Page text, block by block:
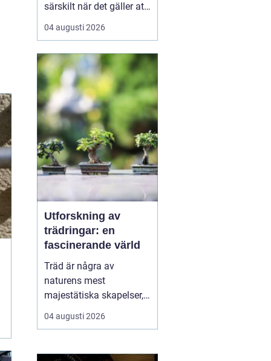
särskilt när det gäller att
välja bland många
erbjudanden på en
Jämtland. Kvalificerade
rörmokare är viktiga för
att s&aum...
04 augusti 2026
Utforskning av
trädringar: en
fascinerande värld
Träd är några av
naturens mest
majestätiska skapelser,
och deras årliga
växande lager kan
historia och omgivning.
04 augusti 2026